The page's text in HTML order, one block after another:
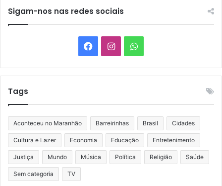
Sigam-nos nas redes sociais
FacebookInstagramWhatsApp
Tags
Aconteceu no Maranhão Barreirinhas Brasil Cidades
Cultura e Lazer Economia Educação Entretenimento
Justiça Mundo Música Política Religião Saúde
Sem categoria TV